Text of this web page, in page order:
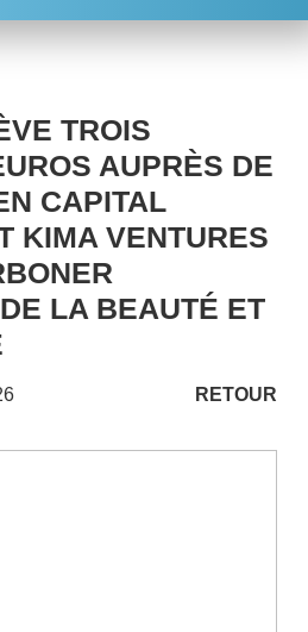
TROIS
AUPRÈS DE
CAPITAL
KIMA VENTURES
LA BEAUTÉ ET
RETOUR